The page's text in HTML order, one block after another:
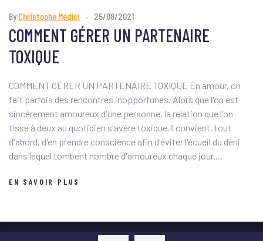
ByChristophe Medici 25/08/2021
COMMENT GÉRER UN PARTENAIRE
TOXIQUE
COMMENT GÉRER UN PARTENAIRE TOXIQUE En amour, on
fait parfois des rencontres inopportunes. Alors que l'on est
sincèrement amoureux d'une personne, la relation que l'on
tisse à deux au quotidien s'avère toxique.Il convient, tout
d'abord, d'en prendre conscience afin d'éviter l'écueil du déni
dans lequel tombent nombre d'amoureux chaque jour....
EN SAVOIR PLUS